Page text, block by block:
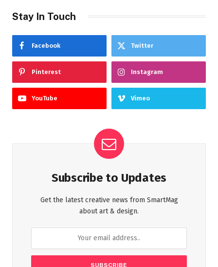
Stay In Touch
Facebook Twitter
Pinterest Instagram
YouTube Vimeo
Subscribe to Updates
Get the latest creative news from SmartMag
about art & design.